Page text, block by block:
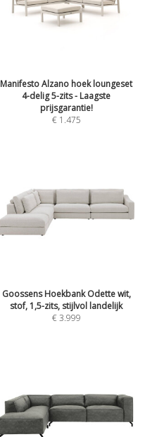
Manifesto Alzano hoek loungeset
4-delig 5-zits - Laagste
prijsgarantie!
€ 1.475
Goossens Hoekbank Odette wit,
stof, 1,5-zits, stijlvol landelijk
€3.999